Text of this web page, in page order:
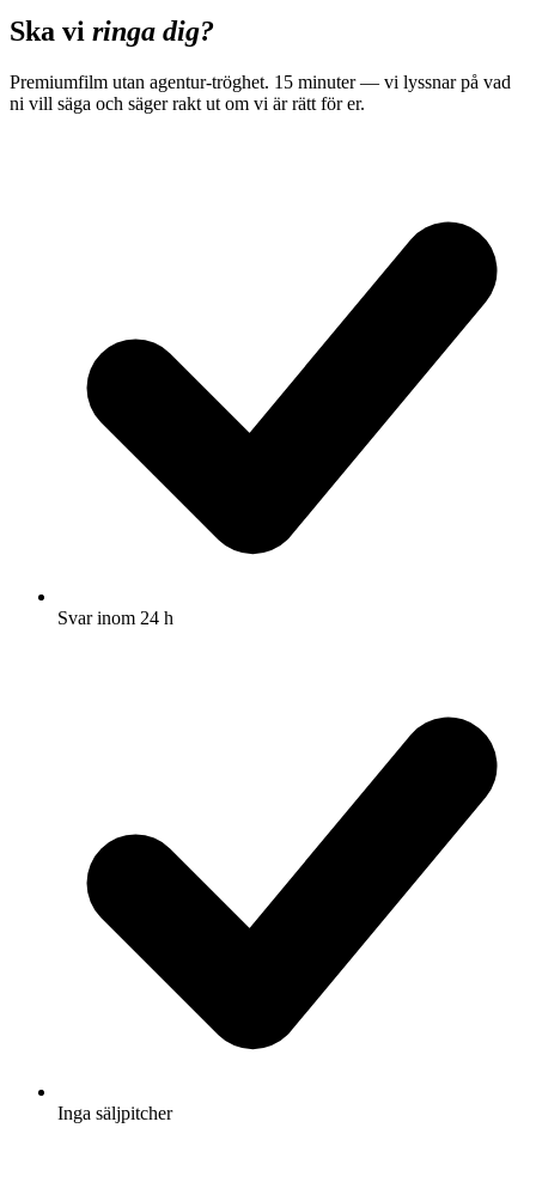
Ska vi ringa dig?
Premiumfilm utan agentur-tröghet. 15 minuter — vi lyssnar på vad
ni vill säga och säger rakt ut om vi är rätt för er.
Svar inom 24 h
Inga säljpitcher